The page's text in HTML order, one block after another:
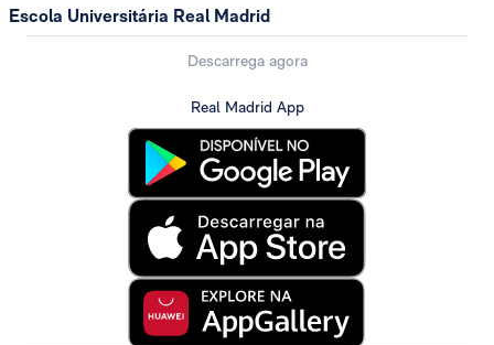
Escola Universitária Real Madrid
Descarrega agora
Real Madrid App